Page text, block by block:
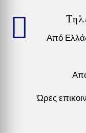

Από
Ώρες